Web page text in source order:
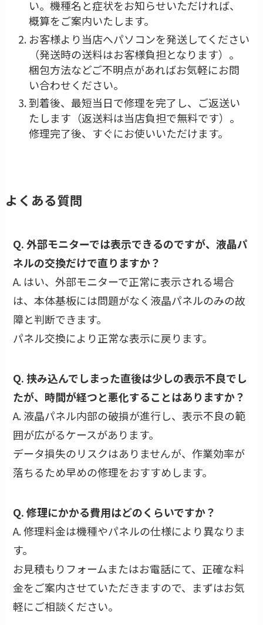
い。機種名と症状をお知らせいただければ、
概算をご案内いたします。
お客様より当店へパソコンを発送してください
（発送時の送料はお客様負担となります）。
梱包方法などご不明点があればお気軽にお問
い合わせください。
到着後、最短当日で修理を完了し、ご返送い
たします（返送料は当店負担で無料です）。
修理完了後、すぐにお使いいただけます。
よくある質問
Q. 外部モニターでは表示できるのですが、液晶パ
ネルの交換だけで直りますか？
A. はい、外部モニターで正常に表示される場合
は、本体基板には問題がなく液晶パネルのみの故
障と判断できます。
パネル交換により正常な表示に戻ります。
Q. 挟み込んでしまった直後は少しの表示不良でし
たが、時間が経つと悪化することはありますか？
A. 液晶パネル内部の破損が進行し、表示不良の範
囲が広がるケースがあります。
データ損失のリスクはありませんが、作業効率が
落ちるため早めの修理をおすすめします。
Q. 修理にかかる費用はどのくらいですか？
A. 修理料金は機種やパネルの仕様により異なりま
す。
お見積もりフォームまたはお電話にて、正確な料
金をご案内させていただきますので、まずはお気
軽にご相談ください。